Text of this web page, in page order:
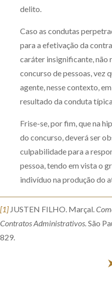
delito.
Caso as condutas
para a efetivação da
caráter insignificante, não
concurso de pessoas, vez
agente, nesse contexto,
resultado da conduta
Frise-se, por fim, que na
do concurso, deverá ser
culpabilidade para a
pessoa, tendo em vista o
indivíduo na produção do
[1]JUSTEN FILHO. Marçal.
Contratos Administrativos.São
829.